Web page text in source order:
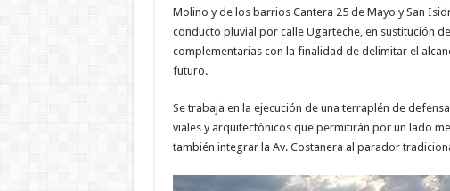
Molino y de los barrios Cantera 25 de Mayo y San
conducto pluvial por calle Ugarteche, en sustitución
complementarias con la finalidad de delimitar el
futuro.
Se trabaja en la ejecución de una terraplén de
viales y arquitectónicos que permitirán por un lado
también integrar la Av. Costanera al parador